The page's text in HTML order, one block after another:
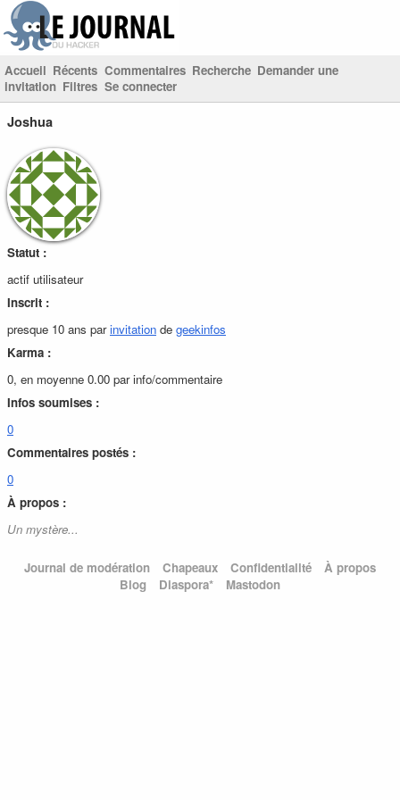
Accueil Récents Commentaires Recherche Demander une
invitation Filtres Se connecter
Joshua
Statut :
actif utilisateur
Inscrit :
presque 10 ans parinvitation de geekinfos
Karma :
0, en moyenne 0.00 par info/commentaire
Infos soumises :
0
Commentaires postés :
0
À propos :
Un mystère...
Journal de modération Chapeaux Confidentialité
À propos
Blog
Diaspora* Mastodon